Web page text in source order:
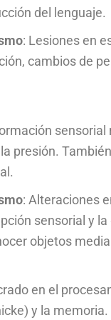
del lenguaje.
: Lesiones en
cambios de
presión.
: Alteraciones
sensorial y
objetos
en el
y la